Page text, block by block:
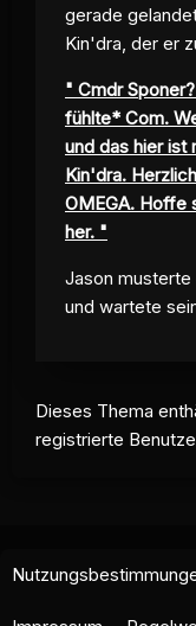
gerade
Kin'dra, der er
" Cmdr
fühlte* Com.
und das hier ist
Kin'dra.
OMEGA. Hoffe
her. "
Jason musterte
und wartete
Dieses Thema
registrierte